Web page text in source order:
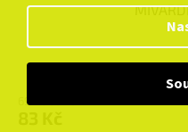
69 Kč bez DPH